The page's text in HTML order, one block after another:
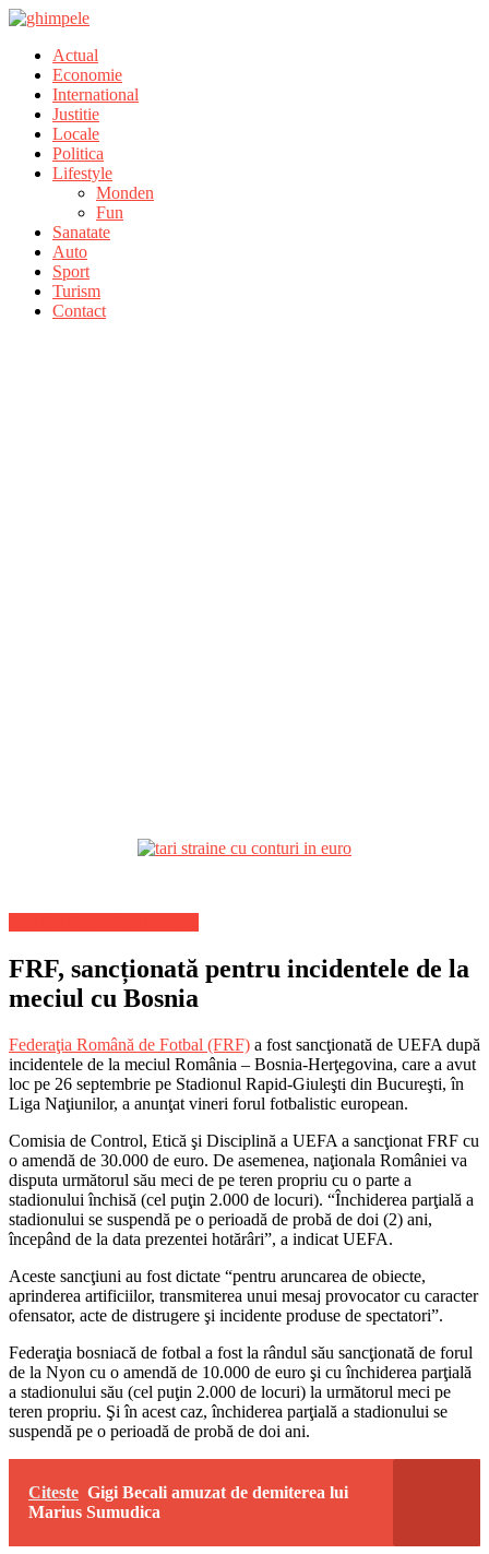
Actual
Economie
International
Justitie
Locale
Politica
Lifestyle
Monden
Fun
Sanatate
Auto
Sport
Turism
Contact
FRF, sancționată pentru incidentele de la
meciul cu Bosnia
Federaţia Română de Fotbal (FRF) a fost sancţionată de UEFA după
incidentele de la meciul România – Bosnia-Herţegovina, care a avut
loc pe 26 septembrie pe Stadionul Rapid-Giuleşti din Bucureşti, în
Liga Naţiunilor, a anunţat vineri forul fotbalistic european.
Comisia de Control, Etică şi Disciplină a UEFA a sancţionat FRF cu
o amendă de 30.000 de euro. De asemenea, naţionala României va
disputa următorul său meci de pe teren propriu cu o parte a
stadionului închisă (cel puţin 2.000 de locuri). “Închiderea parţială a
stadionului se suspendă pe o perioadă de probă de doi (2) ani,
începând de la data prezentei hotărâri”, a indicat UEFA.
Aceste sancţiuni au fost dictate “pentru aruncarea de obiecte,
aprinderea artificiilor, transmiterea unui mesaj provocator cu caracter
ofensator, acte de distrugere şi incidente produse de spectatori”.
Federaţia bosniacă de fotbal a fost la rândul său sancţionată de forul
de la Nyon cu o amendă de 10.000 de euro şi cu închiderea parţială
a stadionului său (cel puţin 2.000 de locuri) la următorul meci pe
teren propriu. Şi în acest caz, închiderea parţială a stadionului se
suspendă pe o perioadă de probă de doi ani.
Citeste Gigi Becali amuzat de demiterea lui
Marius Sumudica